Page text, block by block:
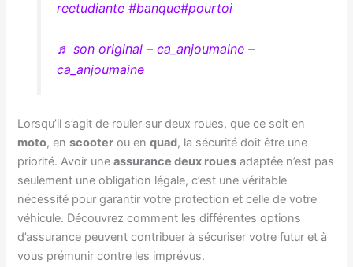
reetudiante #banque#pourtoi
♬ son original – ca_anjoumaine –
ca_anjoumaine
Lorsqu’il s’agit de rouler sur deux roues, que ce soit en
moto, enscooter ou enquad, la sécurité doit être une
priorité. Avoir uneassurance deux roues adaptée n’est pas
seulement une obligation légale, c’est une véritable
nécessité pour garantir votre protection et celle de votre
véhicule. Découvrez comment les différentes options
d’assurance peuvent contribuer à sécuriser votre futur et à
vous prémunir contre les imprévus.